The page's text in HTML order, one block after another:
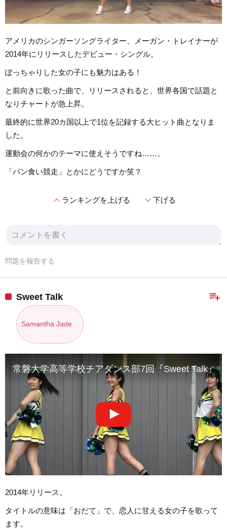
アメリカのシンガーソングライター、メーガン・トレイナーが
2014年にリリースしたデビュー・シングル。
ぽっちゃりした女の子にも魅力はある！
と前向きに歌った曲で、リリースされると、世界各国で話題と
なりチャートが急上昇。
最終的に世界20カ国以上で1位を記録する大ヒット曲となりま
した。
運動会の何かのテーマに使えそうですね……。
「パン食い競走」とかにどうですか笑？
expand_lessランキングを上げる expand_more下げる
問題を報告する
playlist_add
Sweet Talk
Samantha Jade
常磐大学高等学校チアダンス部7回『Sweet Talk』
2014年リリース。
タイトルの意味は「おだて」で、恋人に甘える女の子を歌って
ます。